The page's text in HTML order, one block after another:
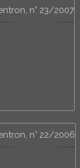
n° 23/2007
n° 22/2006